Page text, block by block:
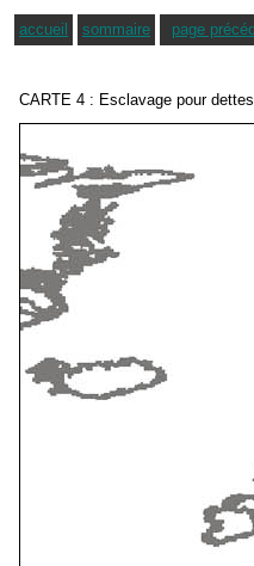
accueil sommaire
page
CARTE 4 : Esclavage pour